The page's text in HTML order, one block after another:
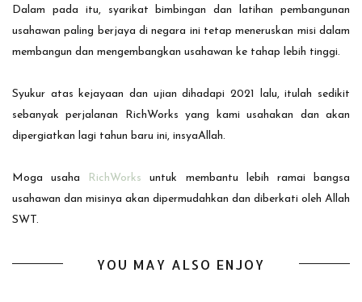
Dalam pada itu, syarikat bimbingan dan latihan pembangunan
usahawan paling berjaya di negara ini tetap meneruskan misi dalam
membangun dan mengembangkan usahawan ke tahap lebih tinggi.
Syukur atas kejayaan dan ujian dihadapi 2021 lalu, itulah sedikit
sebanyak perjalanan RichWorks yang kami usahakan dan akan
dipergiatkan lagi tahun baru ini, insyaAllah.
Moga usaha RichWorks untuk membantu lebih ramai bangsa
usahawan dan misinya akan dipermudahkan dan diberkati oleh Allah
SWT.
YOU MAY ALSO ENJOY